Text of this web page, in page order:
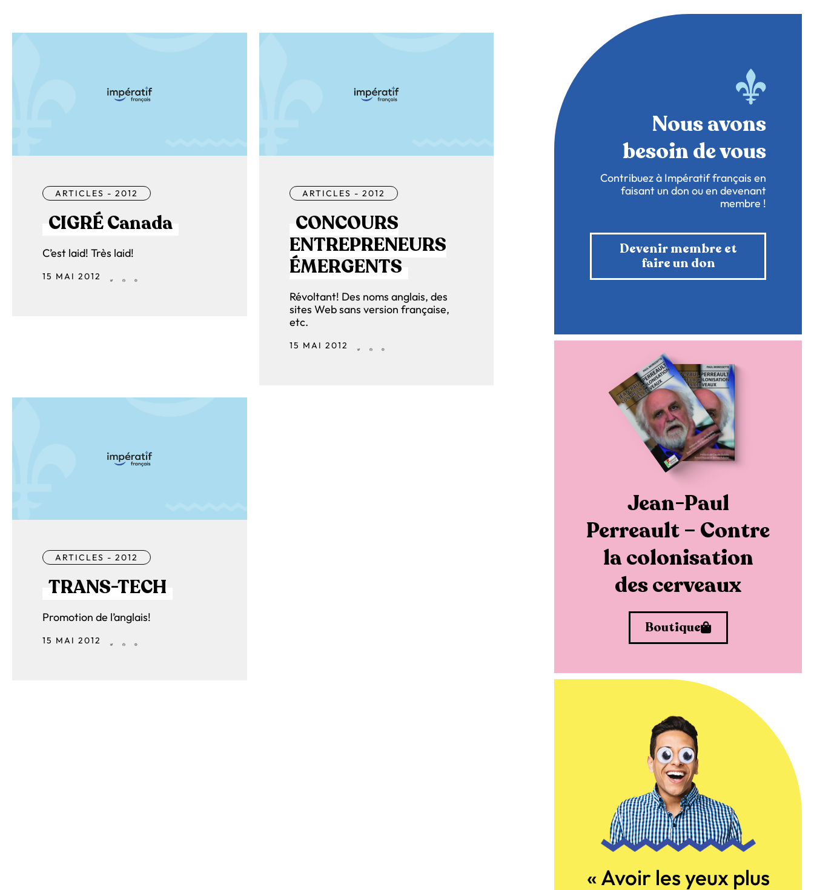
ARTICLES - 2012
CIGRÉ Canada
C’est laid! Très laid!
15 MAI 2012
ARTICLES - 2012
CONCOURS
ENTREPRENEURS
ÉMERGENTS
Révoltant! Des noms anglais, des
sites Web sans version française,
etc.
15 MAI 2012
ARTICLES - 2012
TRANS-TECH
Promotion de l’anglais!
15 MAI 2012
Nous avons
besoin de vous
Contribuez à Impératif français en
faisant un don ou en devenant
membre !
Devenir membre et
faire un don
Jean-Paul
Perreault – Contre
la colonisation
des cerveaux
Boutique
« Avoir les yeux plus